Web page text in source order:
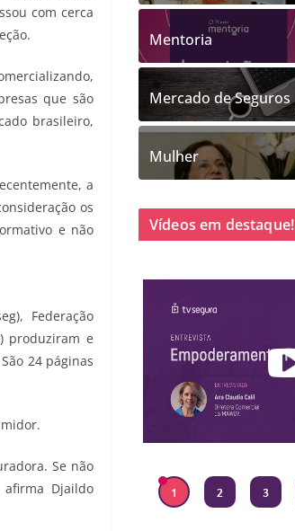
com cerca
que são
brasileiro,
a
os
e não
Federação
produziram e
24 páginas
Se não
Djaildo
Mentoria
Mercado de Seguros
Mulher
Vídeos em destaque!
1 2 3